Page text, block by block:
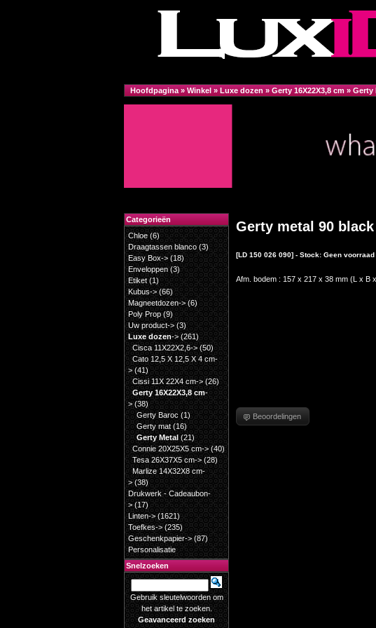
Hoofdpagina » Winkel » Luxe dozen » Gerty 16X22X3,8 cm » Gerty
Gerty metal 90
[LD 150 026 090] - Stock: Geen
Afm. bodem : 157 x 217 x 38 mm (L x B
Beoordelingen
Categorieën
Chloe(6)
Draagtassen blanco (3)
Easy Box-> (18)
Enveloppen(3)
Etiket (1)
Kubus->(66)
Magneetdozen->(6)
Poly Prop (9)
Uw product-> (3)
Luxe dozen->(261)
Cisca 11X22X2,6-> (50)
Cato 12,5 X 12,5 X 4 cm-
> (41)
Cissi 11X 22X4 cm->(26)
Gerty 16X22X3,8 cm-
> (38)
Gerty Baroc (1)
Gerty mat(16)
Gerty Metal(21)
Connie 20X25X5 cm->(40)
Tesa 26X37X5 cm-> (28)
Marlize 14X32X8 cm-
>(38)
Drukwerk - Cadeaubon-
> (17)
Linten->(1621)
Toefkes->(235)
Geschenkpapier->(87)
Personalisatie
Snelzoeken
Gebruik sleutelwoorden om
het artikel te zoeken.
Geavanceerd zoeken